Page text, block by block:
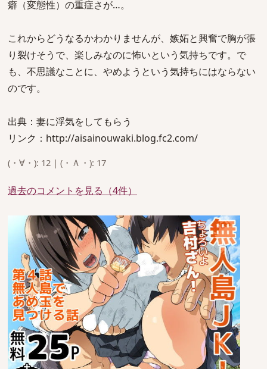
癖（変態性）の重症さが…。
これからどうなるかわかりませんが、嫉妬と興奮で胸が張
り裂けそうで、楽しみなのに怖いという気持ちです。で
も、不思議なことに、やめようという気持ちにはならない
のです。
出典：妻に浮気をしてもらう
リンク：http://aisainouwaki.blog.fc2.com/
(・∀・): 12 | (・Ａ・): 17
過去のコメントを見る（4件）